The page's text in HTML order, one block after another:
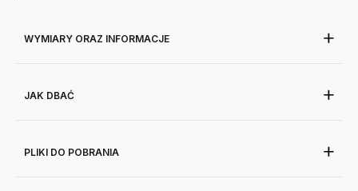
WYMIARY ORAZ INFORMACJE
JAK DBAĆ
PLIKI DO POBRANIA